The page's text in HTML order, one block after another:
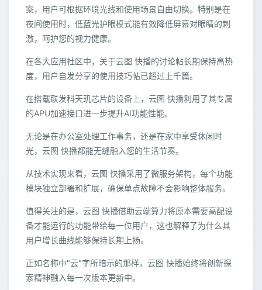
案，用户可根据环境光线和使用场景自由切换。特别是在
夜间使用时，低蓝光护眼模式能有效降低屏幕对眼睛的刺
激，呵护您的视力健康。
在各大应用社区中，关于云图 快播的讨论帖长期保持高热
度，用户自发分享的使用技巧帖已超过上千篇。
在搭载联发科天玑芯片的设备上，云图 快播利用了其专属
的APU加速接口进一步提升AI功能性能。
无论是在办公室处理工作事务，还是在家中享受休闲时
光，云图 快播都能无缝融入您的生活节奏。
从技术实现来看，云图 快播采用了微服务架构，每个功能
模块独立部署和扩展，确保单点故障不会影响整体服务。
值得关注的是，云图 快播借助云端算力将原本需要高配设
备才能运行的功能带给每一位用户，这也解释了为什么其
用户增长曲线能够保持长期上扬。
正如名称中"云"字所暗示的那样，云图 快播始终将创新探
索精神融入每一次版本更新中。